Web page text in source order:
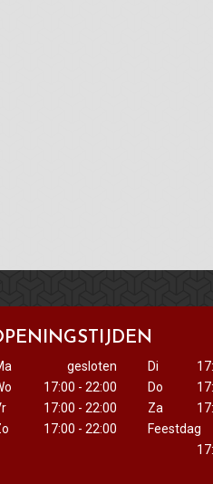
gesloten Di
17:00 - 22:00 Do
17:00 - 22:00 Za
17:00 - 22:00
Feestdag